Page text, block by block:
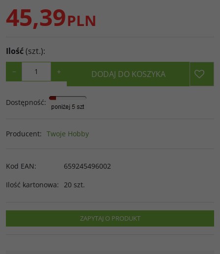
45,39PLN
Ilość(szt.):
− + DODAJ DO KOSZYKA
Dostępność:
Producent: Twoje Hobby
Kod EAN:
659245496002
Ilość kartonowa: 20 szt.
ZAPYTAJ O PRODUKT